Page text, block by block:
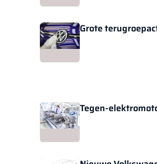
Grote
Tegen-